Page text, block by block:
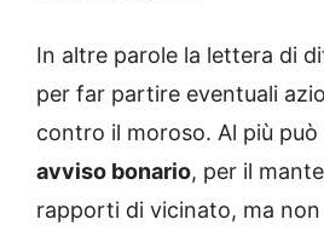
In altre parole la lettera di
per far partire eventuali
contro il moroso. Al più
avviso bonario, per il
rapporti di vicinato, ma